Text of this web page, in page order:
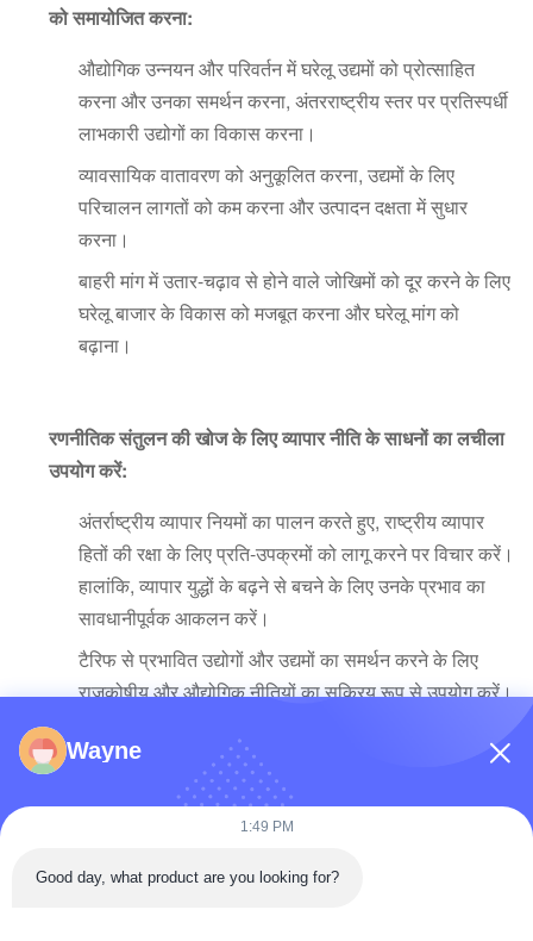
को समायोजित करना:
औद्योगिक उन्नयन और परिवर्तन में घरेलू उद्यमों को प्रोत्साहित
करना और उनका समर्थन करना, अंतरराष्ट्रीय स्तर पर प्रतिस्पर्धी
लाभकारी उद्योगों का विकास करना।
व्यावसायिक वातावरण को अनुकूलित करना, उद्यमों के लिए
परिचालन लागतों को कम करना और उत्पादन दक्षता में सुधार
करना।
बाहरी मांग में उतार-चढ़ाव से होने वाले जोखिमों को दूर करने के लिए
घरेलू बाजार के विकास को मजबूत करना और घरेलू मांग को
बढ़ाना।
रणनीतिक संतुलन की खोज के लिए व्यापार नीति के साधनों का लचीला
उपयोग करें:
अंतर्राष्ट्रीय व्यापार नियमों का पालन करते हुए, राष्ट्रीय व्यापार
हितों की रक्षा के लिए प्रति-उपक्रमों को लागू करने पर विचार करें।
हालांकि, व्यापार युद्धों के बढ़ने से बचने के लिए उनके प्रभाव का
सावधानीपूर्वक आकलन करें।
टैरिफ से प्रभावित उद्योगों और उद्यमों का समर्थन करने के लिए
राजकोषीय और औद्योगिक नीतियों का सक्रिय रूप से उपयोग करें।
अधिक अनुकूल व्यापार वातावरण के लिए प्रयास करने के लिए
संयुक्त राज्य अमेरिका के भीतर मुक्त व्यापार समर्थक ताकतों के
साथ संचार और सहयोग को मजबूत करना।
देशों को विविध, अभिनव और सहकारी रणनीतियों को अपनाने की आवश्यकता
Wayne
1:49 PM
Good day, what product are you looking for?